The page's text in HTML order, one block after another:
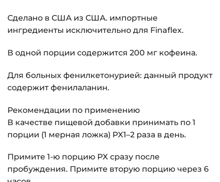
Сделано в США из США. импортные
ингредиенты исключительно для Finaflex.
В одной порции содержится 200 мг кофеина.
Для больных фенилкетонурией: данный продукт
содержит фенилаланин.
Рекомендации по применению
В качестве пищевой добавки принимать по 1
порции (1 мерная ложка) PX1–2 раза в день.
Примите 1-ю порцию PX сразу после
пробуждения. Примите вторую порцию через 6